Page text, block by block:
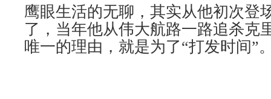
鹰眼生活的无聊，其实从他初次登
了，当年他从伟大航路一路追杀克
唯一的理由，就是为了“打发时间”